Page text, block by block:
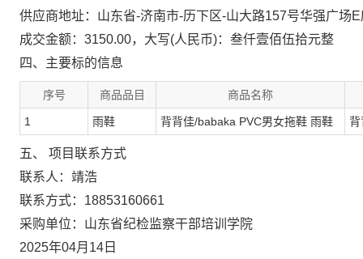
供应商地址：山东省-济南市-历下区-山大路157号华强广场
成交金额：3150.00，大写(人民币)：叁仟壹佰伍拾元整
四、主要标的信息
序号 商品品目 商品名称
1 雨鞋 背背佳/babaka PVC男女拖鞋 雨鞋 背
五、 项目联系方式
联系人：靖浩
联系方式：18853160661
采购单位：山东省纪检监察干部培训学院
2025年04月14日